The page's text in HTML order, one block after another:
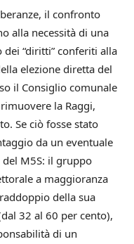
il confronto
alla necessità di una
“diritti” conferiti alla
elezione diretta del
il Consiglio comunale
la Raggi,
Se ciò fosse stato
da un eventuale
M5S: il gruppo
a maggioranza
della sua
32 al 60 per cento),
di un